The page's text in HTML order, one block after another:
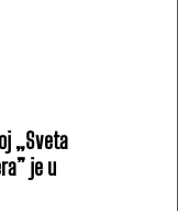
„Sveta
je u